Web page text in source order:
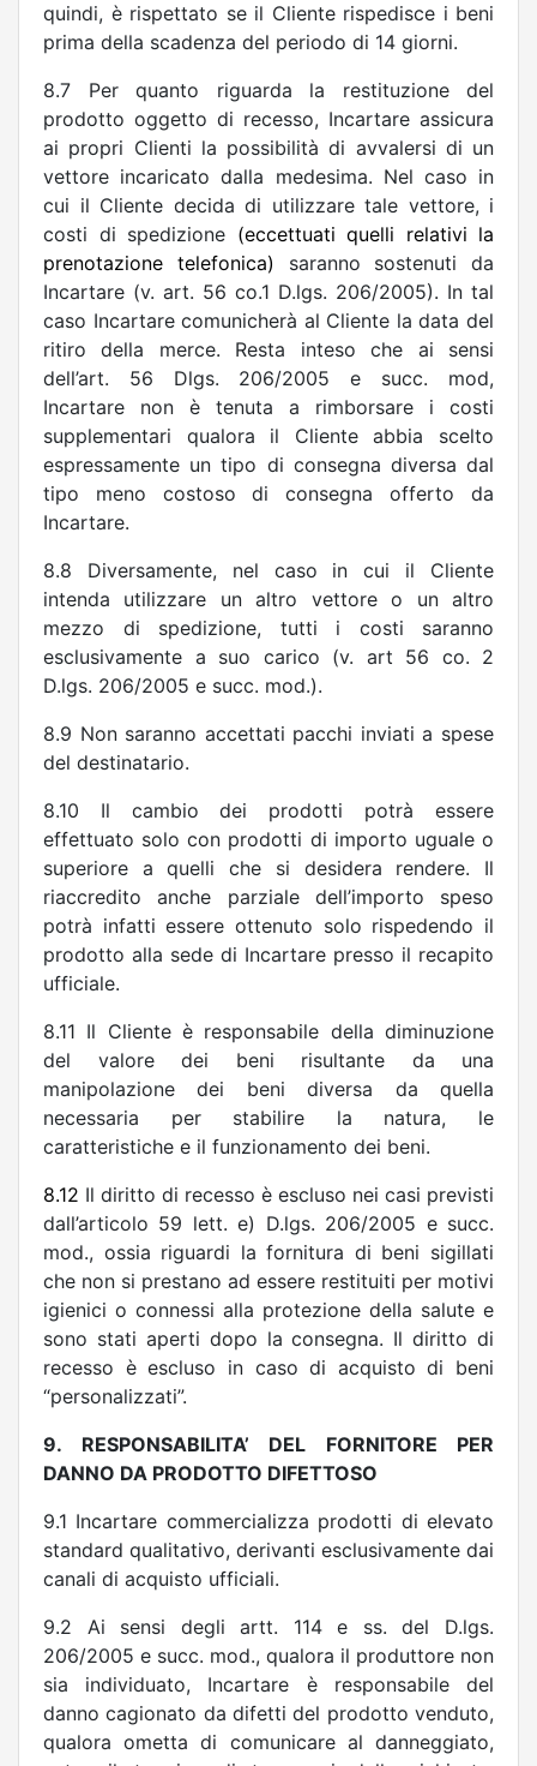
quindi, è rispettato se il Cliente rispedisce i beni
prima della scadenza del periodo di 14 giorni.
8.7 Per quanto riguarda la restituzione del
prodotto oggetto di recesso, Incartare assicura
ai propri Clienti la possibilità di avvalersi di un
vettore incaricato dalla medesima. Nel caso in
cui il Cliente decida di utilizzare tale vettore, i
costi di spedizione (eccettuati quelli relativi la
prenotazione telefonica) saranno sostenuti da
Incartare (v. art. 56 co.1 D.lgs. 206/2005). In tal
caso Incartare comunicherà al Cliente la data del
ritiro della merce. Resta inteso che ai sensi
dell’art. 56 Dlgs. 206/2005 e succ. mod,
Incartare non è tenuta a rimborsare i costi
supplementari qualora il Cliente abbia scelto
espressamente un tipo di consegna diversa dal
tipo meno costoso di consegna offerto da
Incartare.
8.8 Diversamente, nel caso in cui il Cliente
intenda utilizzare un altro vettore o un altro
mezzo di spedizione, tutti i costi saranno
esclusivamente a suo carico (v. art 56 co. 2
D.lgs. 206/2005 e succ. mod.).
8.9 Non saranno accettati pacchi inviati a spese
del destinatario.
8.10 Il cambio dei prodotti potrà essere
effettuato solo con prodotti di importo uguale o
superiore a quelli che si desidera rendere. Il
riaccredito anche parziale dell’importo speso
potrà infatti essere ottenuto solo rispedendo il
prodotto alla sede di Incartare presso il recapito
ufficiale.
8.11 Il Cliente è responsabile della diminuzione
del valore dei beni risultante da una
manipolazione dei beni diversa da quella
necessaria per stabilire la natura, le
caratteristiche e il funzionamento dei beni.
8.12 Il diritto di recesso è escluso nei casi previsti
dall’articolo 59 lett. e) D.lgs. 206/2005 e succ.
mod., ossia riguardi la fornitura di beni sigillati
che non si prestano ad essere restituiti per motivi
igienici o connessi alla protezione della salute e
sono stati aperti dopo la consegna. Il diritto di
recesso è escluso in caso di acquisto di beni
“personalizzati”.
9. RESPONSABILITA’ DEL FORNITORE PER
DANNO DA PRODOTTO DIFETTOSO
9.1 Incartare commercializza prodotti di elevato
standard qualitativo, derivanti esclusivamente dai
canali di acquisto ufficiali.
9.2 Ai sensi degli artt. 114 e ss. del D.lgs.
206/2005 e succ. mod., qualora il produttore non
sia individuato, Incartare è responsabile del
danno cagionato da difetti del prodotto venduto,
qualora ometta di comunicare al danneggiato,